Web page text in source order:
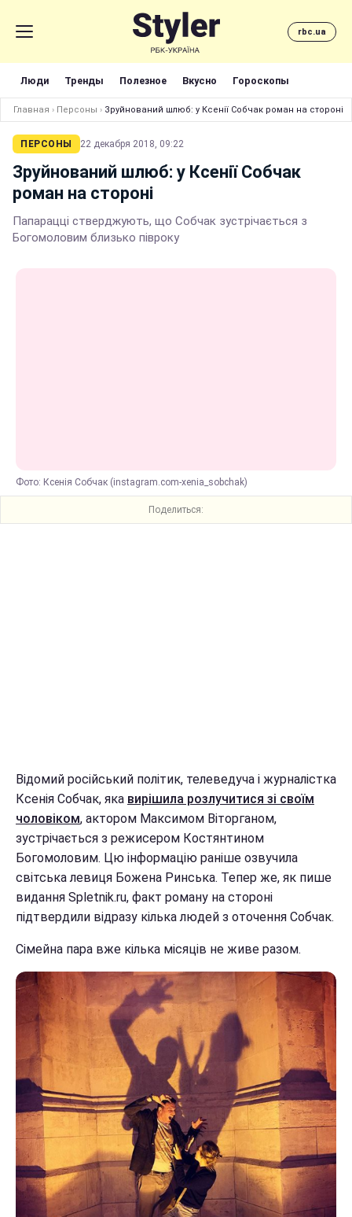
rbc.ua
Люди Тренды Полезное Вкусно Гороскопы
Главная › Персоны › Зруйнований шлюб: у Ксенії Собчак роман на стороні
ПЕРСОНЫ 22 декабря 2018, 09:22
Зруйнований шлюб: у Ксенії Собчак
роман на стороні
Папарацці стверджують, що Собчак зустрічається з
Богомоловим близько півроку
Фото: Ксенія Собчак (instagram.com-xenia_sobchak)
Поделиться:
Відомий російський політик, телеведуча і журналістка
Ксенія Собчак, яка вирішила розлучитися зі своїм
чоловіком, актором Максимом Віторганом,
зустрічається з режисером Костянтином
Богомоловим. Цю інформацію раніше озвучила
світська левиця Божена Ринська. Тепер же, як пише
видання Spletnik.ru, факт роману на стороні
підтвердили відразу кілька людей з оточення Собчак.
Сімейна пара вже кілька місяців не живе разом.